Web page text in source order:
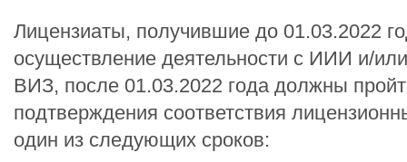
Лицензиаты, получившие до 01.03.2022
осуществление деятельности с ИИИ и/
ВИЗ, после 01.03.2022 года должны
подтверждения соответствия
один из следующих сроков: